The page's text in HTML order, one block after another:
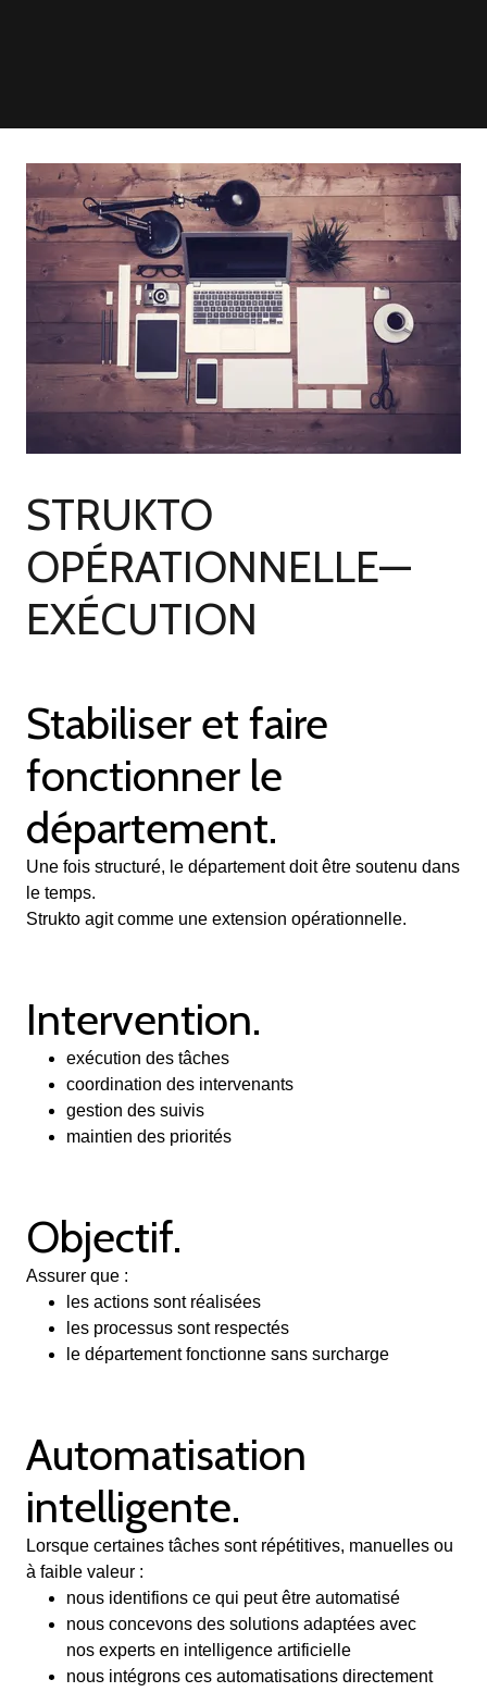
STRUKTO
OPÉRATIONNELLE—
EXÉCUTION
Stabiliser et faire
fonctionner le
département.
Une fois structuré, le département doit être soutenu dans
le temps.
Strukto agit comme une extension opérationnelle.
Intervention.
exécution des tâches
coordination des intervenants
gestion des suivis
maintien des priorités
Objectif.
Assurer que :
les actions sont réalisées
les processus sont respectés
le département fonctionne sans surcharge
Automatisation
intelligente.
Lorsque certaines tâches sont répétitives, manuelles ou
à faible valeur :
nous identifions ce qui peut être automatisé
nous concevons des solutions adaptées avec
nos experts en intelligence artificielle
nous intégrons ces automatisations directement